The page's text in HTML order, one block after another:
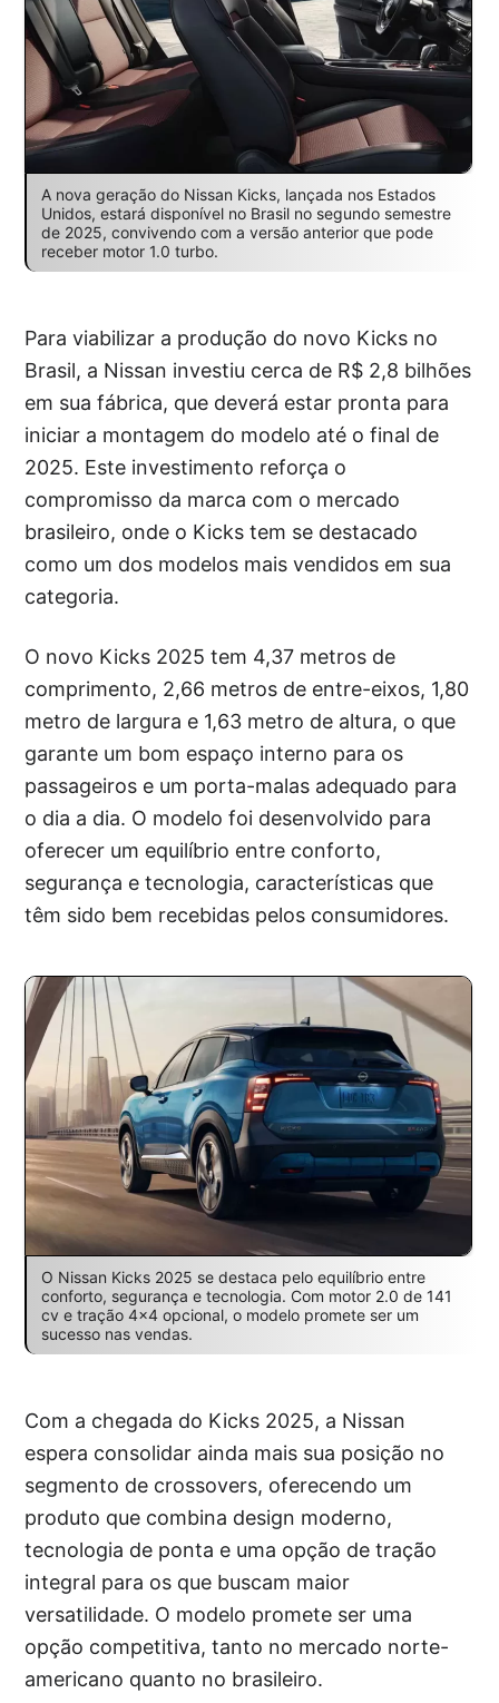
A nova geração do Nissan Kicks, lançada nos Estados
Unidos, estará disponível no Brasil no segundo semestre
de 2025, convivendo com a versão anterior que pode
receber motor 1.0 turbo.
Para viabilizar a produção do novo Kicks no
Brasil, a Nissan investiu cerca de R$ 2,8 bilhões
em sua fábrica, que deverá estar pronta para
iniciar a montagem do modelo até o final de
2025. Este investimento reforça o
compromisso da marca com o mercado
brasileiro, onde o Kicks tem se destacado
como um dos modelos mais vendidos em sua
categoria.
O novo Kicks 2025 tem 4,37 metros de
comprimento, 2,66 metros de entre-eixos, 1,80
metro de largura e 1,63 metro de altura, o que
garante um bom espaço interno para os
passageiros e um porta-malas adequado para
o dia a dia. O modelo foi desenvolvido para
oferecer um equilíbrio entre conforto,
segurança e tecnologia, características que
têm sido bem recebidas pelos consumidores.
O Nissan Kicks 2025 se destaca pelo equilíbrio entre
conforto, segurança e tecnologia. Com motor 2.0 de 141
cv e tração 4×4 opcional, o modelo promete ser um
sucesso nas vendas.
Com a chegada do Kicks 2025, a Nissan
espera consolidar ainda mais sua posição no
segmento de crossovers, oferecendo um
produto que combina design moderno,
tecnologia de ponta e uma opção de tração
integral para os que buscam maior
versatilidade. O modelo promete ser uma
opção competitiva, tanto no mercado norte-
americano quanto no brasileiro.